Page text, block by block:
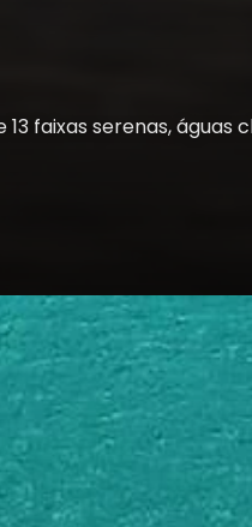
faixas serenas, águas